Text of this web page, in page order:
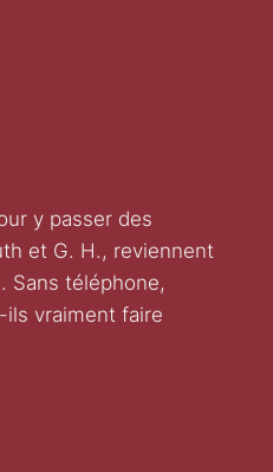
y passer des
et G. H., reviennent
Sans téléphone,
vraiment faire